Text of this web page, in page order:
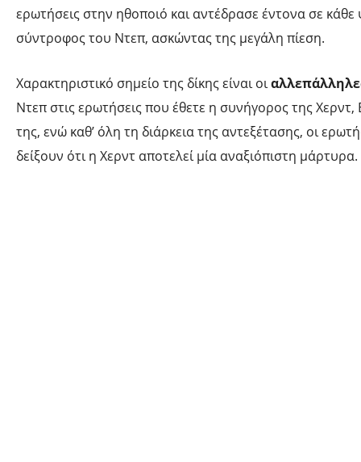
ερωτήσεις στην ηθοποιό και αντέδρασε έντονα σε
σύντροφος του Ντεπ, ασκώντας της μεγάλη πίεση.
Χαρακτηριστικό σημείο της δίκης είναι οι
Ντεπ στις ερωτήσεις που έθετε η συνήγορος της
της, ενώ καθ’ όλη τη διάρκεια της αντεξέτασης, οι
δείξουν ότι η Χερντ αποτελεί μία αναξιόπιστη μάρτυρα.